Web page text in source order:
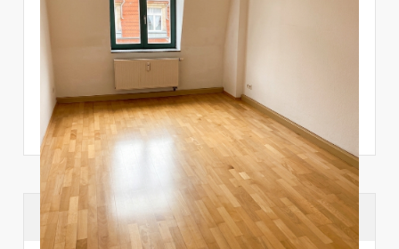
Suchhistorie